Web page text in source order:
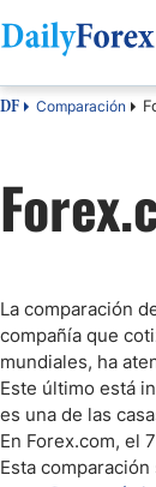
Colombia
Costa
Cuba
USD/
USD/PEN
Precio
Oro
Política
Índice
Por
DF Comparación
La comparación
compañía que
mundiales, ha
Este último está
es una de las
En Forex.com, el
Esta